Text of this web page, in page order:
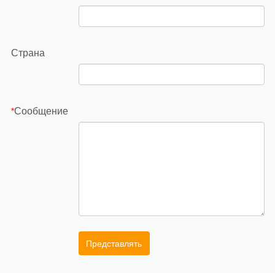
Страна
*Сообщение
Представлять